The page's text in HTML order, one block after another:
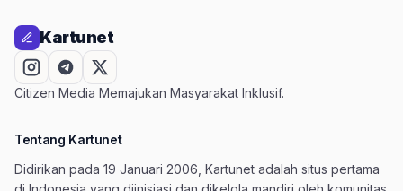
Kartunet
Citizen Media Memajukan Masyarakat Inklusif.
Tentang Kartunet
Didirikan pada 19 Januari 2006, Kartunet adalah situs pertama